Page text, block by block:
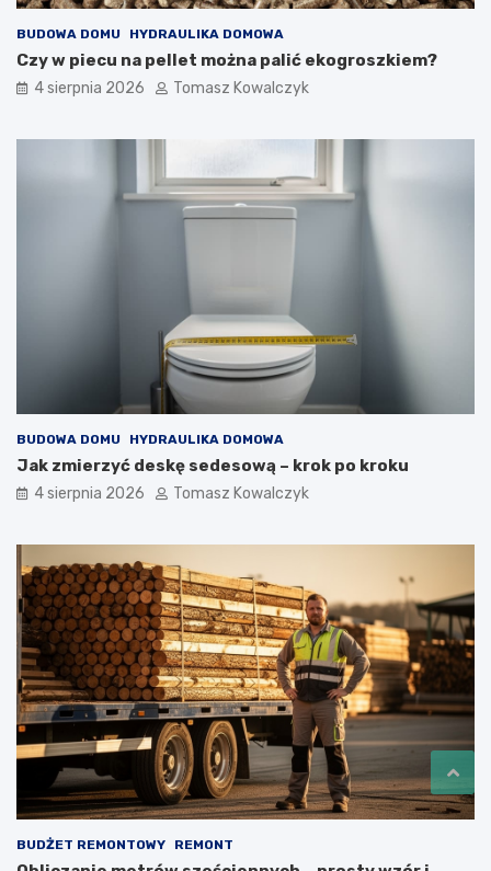
BUDOWA DOMU HYDRAULIKA DOMOWA
Czy w piecu na pellet można palić ekogroszkiem?
4 sierpnia 2026 Tomasz Kowalczyk
BUDOWA DOMU HYDRAULIKA DOMOWA
Jak zmierzyć deskę sedesową – krok po kroku
4 sierpnia 2026 Tomasz Kowalczyk
BUDŻET REMONTOWY REMONT